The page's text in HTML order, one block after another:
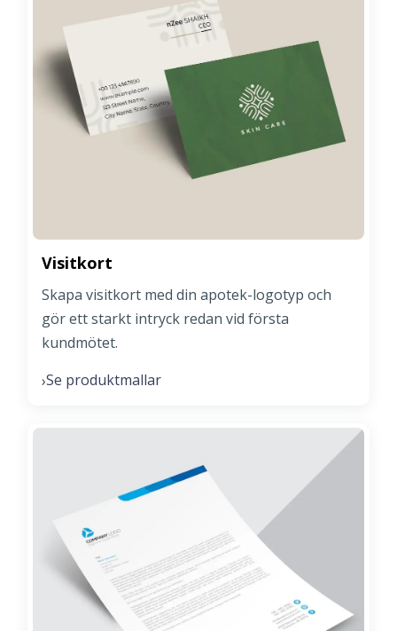
Visitkort
Skapa visitkort med din apotek-logotyp och
gör ett starkt intryck redan vid första
kundmötet.
›Se produktmallar